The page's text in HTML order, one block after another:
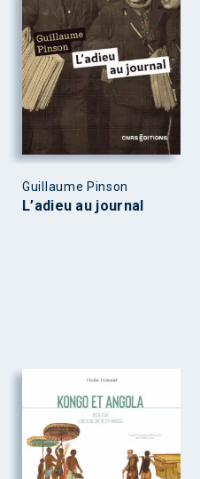
Guillaume Pinson
L’adieu au journal